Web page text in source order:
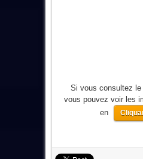
Si vous consultez
vous pouvez voir les
en